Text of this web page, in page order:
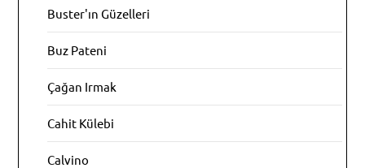
Buster'ın Güzelleri
Buz Pateni
Çağan Irmak
Cahit Külebi
Calvino